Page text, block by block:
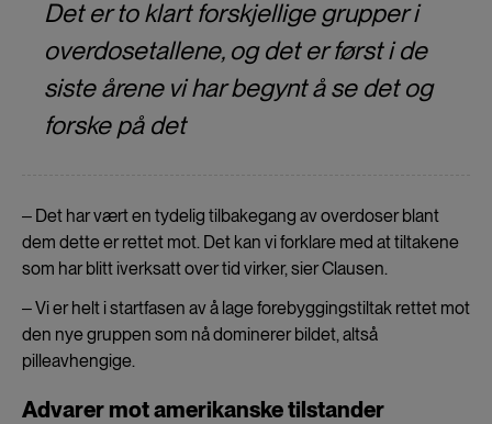
Det er to klart forskjellige grupper i
overdosetallene, og det er først i de
siste årene vi har begynt å se det og
forske på det
‒ Det har vært en tydelig tilbakegang av overdoser blant
dem dette er rettet mot. Det kan vi forklare med at tiltakene
som har blitt iverksatt over tid virker, sier Clausen.
‒ Vi er helt i startfasen av å lage forebyggingstiltak rettet mot
den nye gruppen som nå dominerer bildet, altså
pilleavhengige.
Advarer mot amerikanske tilstander